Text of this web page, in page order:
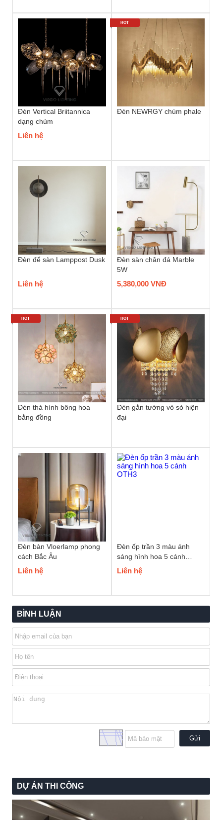
Đèn Vertical Briitannica
dạng chùm
Liên hệ
Đèn NEWRGY chùm phale
HOT
Đèn để sàn Lamppost Dusk
Liên hệ
Đèn sàn chân đá Marble
5W
5,380,000 VNĐ
Đèn thả hình bông hoa
bằng đồng
HOT
Đèn gắn tường vỏ sò hiện
đại
HOT
Đèn bàn Vloerlamp phong
cách Bắc Âu
Liên hệ
Đèn ốp trần 3 màu ánh
sáng hình hoa 5 cánh
OTH3
Liên hệ
BÌNH LUẬN
Gửi
DỰ ÁN THI CÔNG